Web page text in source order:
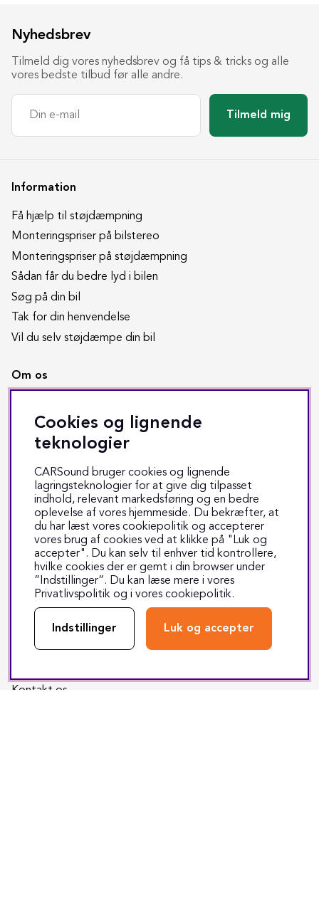
Nyhedsbrev
Tilmeld dig vores nyhedsbrev og få tips & tricks og alle
vores bedste tilbud før alle andre.
Tilmeld mig
Information
Få hjælp til støjdæmpning
Monteringspriser på bilstereo
Monteringspriser på støjdæmpning
Sådan får du bedre lyd i bilen
Søg på din bil
Tak for din henvendelse
Vil du selv støjdæmpe din bil
Om os
Copyright CARSound
Handelsbetingelser
Job hos CARSound
Om CARSound
Privatlivspolitik
Værkstedets åbningstider
Kundeservice
Returnering
Reparation
Kontakt os
Cookies og lignende
teknologier
CARSound bruger cookies og lignende
lagringsteknologier for at give dig tilpasset
indhold, relevant markedsføring og en bedre
oplevelse af vores hjemmeside. Du bekræfter, at
du har læst vores cookiepolitik og accepterer
vores brug af cookies ved at klikke på "Luk og
accepter". Du kan selv til enhver tid kontrollere,
hvilke cookies der er gemt i din browser under
”Indstillinger”. Du kan læse mere i vores
Privatlivspolitik og i vores cookiepolitik.
Indstillinger Luk og accepter